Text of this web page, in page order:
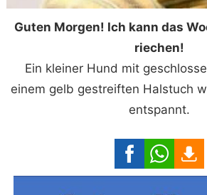
Guten Morgen! Ich kann das
riechen!
Ein kleiner Hund mit
einem gelb gestreiften Halstuch
entspannt.